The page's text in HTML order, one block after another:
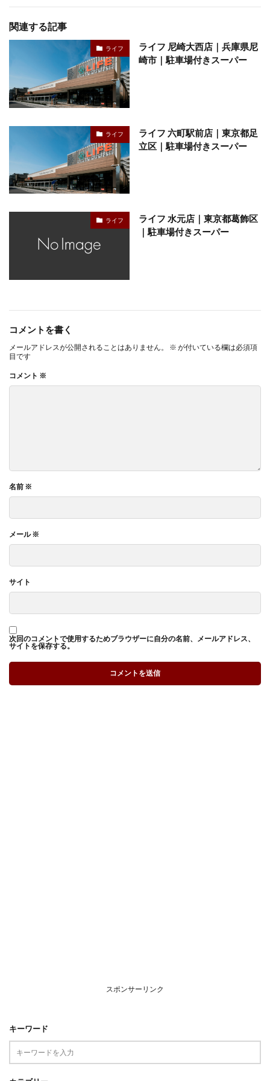
関連する記事
ライフ
ライフ 尼崎大西店｜兵庫県尼
崎市｜駐車場付きスーパー
ライフ
ライフ 六町駅前店｜東京都足
立区｜駐車場付きスーパー
ライフ
ライフ 水元店｜東京都葛飾区
｜駐車場付きスーパー
コメントを書く
メールアドレスが公開されることはありません。 ※ が付いている欄は必須項
目です
コメント ※
名前 ※
メール※
サイト
次回のコメントで使用するためブラウザーに自分の名前、メールアドレス、
サイトを保存する。
スポンサーリンク
キーワード